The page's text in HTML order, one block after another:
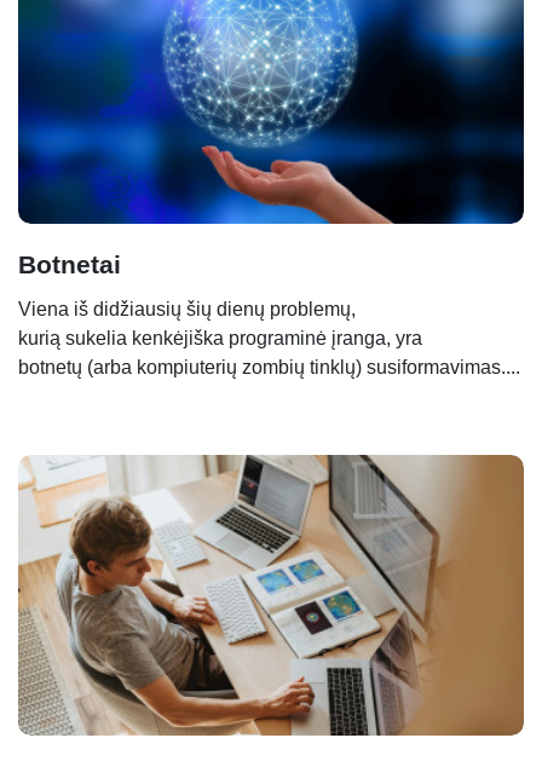
Botnetai
Viena iš didžiausių šių dienų problemų,
kurią sukelia kenkėjiška programinė įranga, yra
botnetų (arba kompiuterių zombių tinklų) susiformavimas....